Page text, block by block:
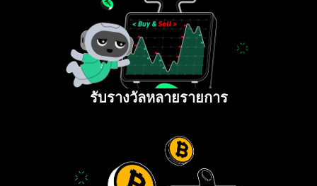
รับรางวัลหลายรายการ